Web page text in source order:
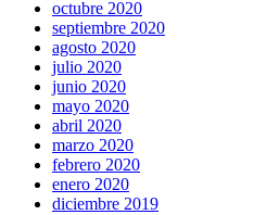
octubre 2020
septiembre 2020
agosto 2020
julio 2020
junio 2020
mayo 2020
abril 2020
marzo 2020
febrero 2020
enero 2020
diciembre 2019